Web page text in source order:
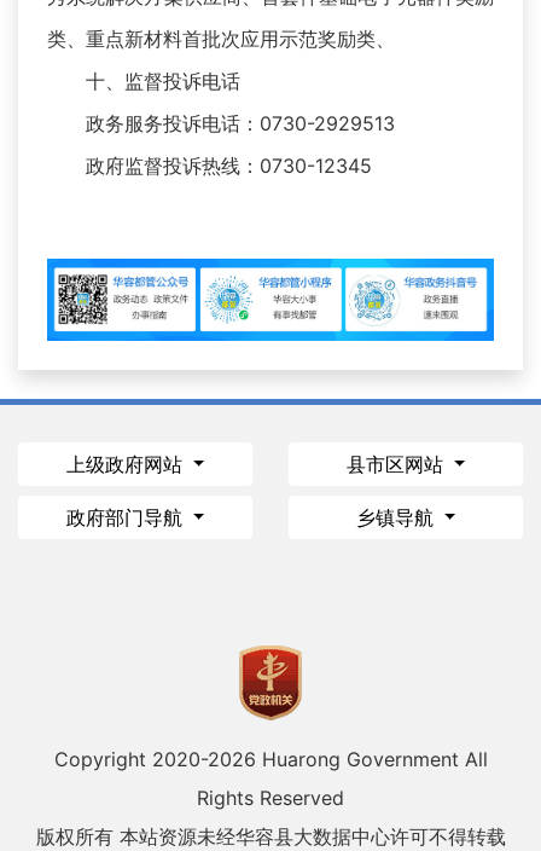
类、重点新材料首批次应用示范奖励类、
十、监督投诉电话
政务服务投诉电话：0730-2929513
政府监督投诉热线：0730-12345
上级政府网站 县市区网站
政府部门导航 乡镇导航
Copyright 2020-2026 Huarong Government All
Rights Reserved
版权所有 本站资源未经华容县大数据中心许可不得转载